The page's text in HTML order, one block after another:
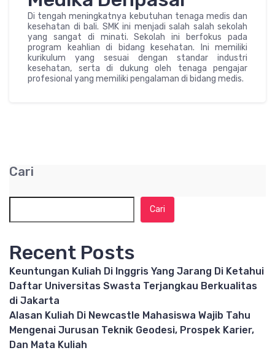
Di tengah meningkatnya kebutuhan tenaga medis dan
kesehatan di bali. SMK ini menjadi salah salah sekolah
yang sangat di minati. Sekolah ini berfokus pada
program keahlian di bidang kesehatan. Ini memiliki
kurikulum yang sesuai dengan standar industri
kesehatan, serta di dukung oleh tenaga pengajar
profesional yang memiliki pengalaman di bidang medis.
Cari
Cari
Recent Posts
Keuntungan Kuliah Di Inggris Yang Jarang Di Ketahui
Daftar Universitas Swasta Terjangkau Berkualitas
di Jakarta
Alasan Kuliah Di Newcastle Mahasiswa Wajib Tahu
Mengenai Jurusan Teknik Geodesi, Prospek Karier,
Dan Mata Kuliah